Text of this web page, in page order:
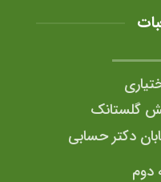
دکتر حسابی